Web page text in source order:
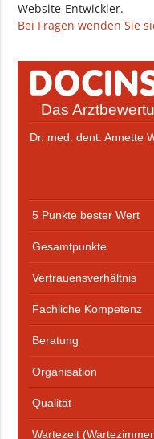
Website-Entwickler.
Bei Fragen wenden Sie